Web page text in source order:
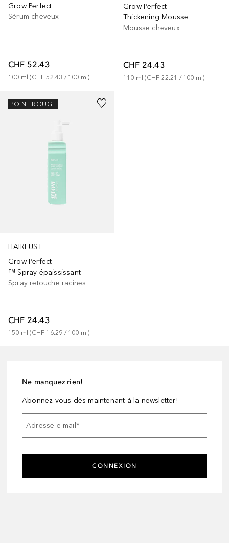
Grow Perfect
Sérum cheveux
CHF 52.43
100 ml (CHF 52.43 / 100 ml)
Grow Perfect
Thickening Mousse
Mousse cheveux
CHF 24.43
110 ml (CHF 22.21 / 100 ml)
HAIRLUST
Grow Perfect
™ Spray épaississant
Spray retouche racines
CHF 24.43
150 ml (CHF 16.29 / 100 ml)
POINT ROUGE
Ne manquez rien!
Abonnez-vous dès maintenant à la newsletter!
Adresse e-mail *
CONNEXION